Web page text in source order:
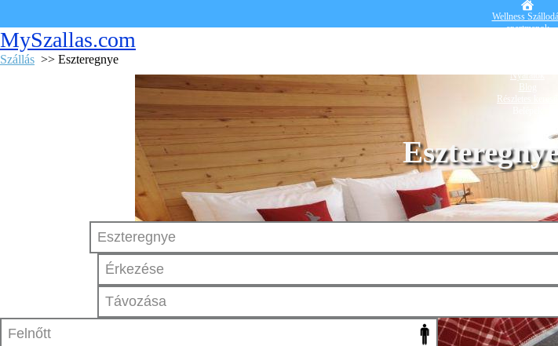
Wellness
apartmanok
Nyaralók
Részletes kereső
MySzallas.com
Szállás >> Eszteregnye